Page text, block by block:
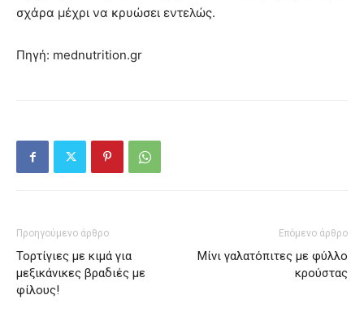
σχάρα μέχρι να κρυώσει εντελώς.
Πηγή: mednutrition.gr
Προηγούμενο άρθρο
Τορτίγιες με κιμά για
μεξικάνικες βραδιές με
φίλους!
Επόμενο άρθρο
Μίνι γαλατόπιτες με φύλλο
κρούστας